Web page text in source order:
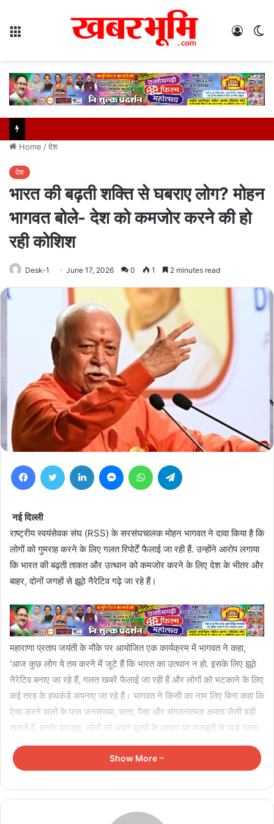
Log
Home /देश
देश
भारत की बढ़ती शक्ति से घबराए लोग? मोहन
भागवत बोले- देश को कमजोर करने की हो
रही कोशिश
Desk-1 June 17, 2026 0 1 2 minutes read
FacebookTwitter LinkedIn MessengerWhatsApp
नई दिल्ली
राष्ट्रीय स्वयंसेवक संघ (RSS) के सरसंघचालक मोहन भागवत ने दावा किया है कि
लोगों को गुमराह करने के लिए गलत रिपोर्टें फैलाई जा रही हैं. उन्होंने आरोप लगाया
कि भारत की बढ़ती ताकत और उत्थान को कमजोर करने के लिए देश के भीतर और
बाहर, दोनों जगहों से झूठे नैरेटिव गढ़े जा रहे हैं।
महाराणा प्रताप जयंती के मौके पर आयोजित एक कार्यक्रम में भागवत ने कहा,
'आज कुछ लोग ये तय करने में जुटे हैं कि भारत का उत्थान न हो. इसके लिए झूठे
नैरेटिव बनाए जा रहे हैं, गलत खबरें फैलाई जा रही हैं और लोगों को भटकाने के लिए
कई तरह के हथकंडे अपनाए जा रहे हैं। भागवत ने किसी का नाम लिए बिना कहा कि
ऐसा करने वालों के पास जनसंख्या, सत्ता, पैसा और संगठनात्मक क्षमता जैसी बड़ी
ताकतें हैं. इसके बावजूद, लोगों को अपने मूल्यों के आधार पर मजबूती से खड़े रहना
होगा।
लिए नहीं, बल्कि पूरी दुनिया के कल्याण के लिए जरूरी है. उन्होंने कहा, 'दुनिया के
Show More